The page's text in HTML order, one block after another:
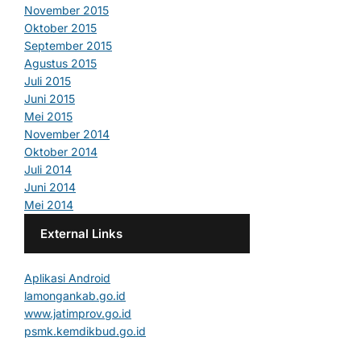
November 2015
Oktober 2015
September 2015
Agustus 2015
Juli 2015
Juni 2015
Mei 2015
November 2014
Oktober 2014
Juli 2014
Juni 2014
Mei 2014
External Links
Aplikasi Android
lamongankab.go.id
www.jatimprov.go.id
psmk.kemdikbud.go.id